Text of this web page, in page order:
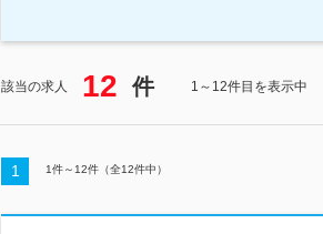
該当の求人 12 件 1～12件目を表示中
1 1件～ 12件（全12件中）